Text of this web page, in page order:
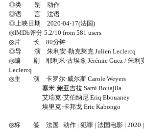
◎类 别 动作
◎语 言 法语
◎上映日期 2020-04-17(法国)
◎IMDb评分 5.2/10 from 581 users
◎片 长 80分钟
◎导 演 朱利安·勒克莱克 Julien Leclercq
◎编 剧 耶利米·古埃兹 Jérémie Guez / 朱利
Leclercq
◎主 演 卡罗尔·威尔斯 Carole Weyers
塞米·鲍亚吉拉 Sami Bouajila
艾瑞克·艾伯纳尼 Eriq Ebouaney
埃里克·卡邦戈 Eric Kabongo
◎标 签 法国 | 动作 | 犯罪 | 法国电影 | 2020 |